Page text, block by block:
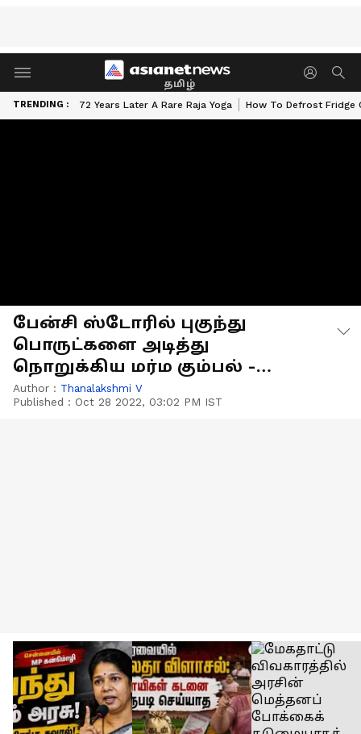
தமிழ்
TRENDING : 72 Years Later A Rare Raja Yoga How To Defrost Fridge
பேன்சி ஸ்டோரில் புகுந்து
பொருட்களை அடித்து
நொறுக்கிய மர்ம கும்பல் -
சிசிடிவி காட்சி
Author : Thanalakshmi V
Published : Oct 28 2022, 03:02 PM IST